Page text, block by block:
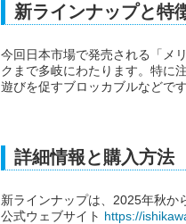
新ラインナップと特
今回日本市場で発売される「メ
クまで多岐にわたります。特に
遊びを促すブロッカブルなどです
詳細情報と購入方法
新ラインナップは、2025年秋か
公式ウェブサイト https://